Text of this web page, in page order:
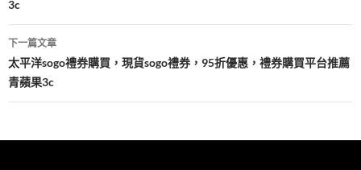
導
覽
3c
下一篇文章
太平洋sogo禮券購買，現貨sogo禮券，95折優惠，禮券購買平台推薦
青蘋果3c